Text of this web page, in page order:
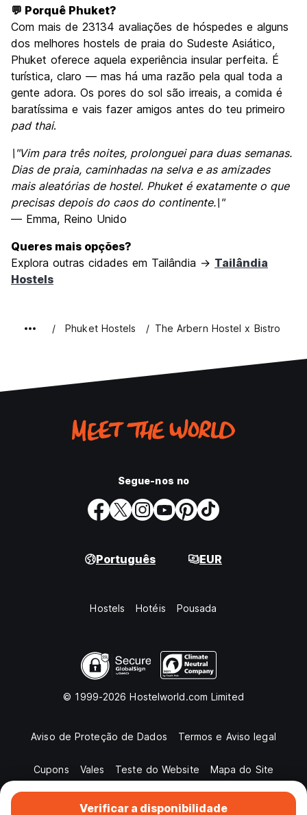
Verificar a disponibilidade
💬 Porquê Phuket?
Com mais de 23134 avaliações de hóspedes e alguns
dos melhores hostels de praia do Sudeste Asiático,
Phuket oferece aquela experiência insular perfeita. É
turística, claro — mas há uma razão pela qual toda a
gente adora. Os pores do sol são irreais, a comida é
baratíssima e vais fazer amigos antes do teu primeiro
pad thai.
\"Vim para três noites, prolonguei para duas semanas.
Dias de praia, caminhadas na selva e as amizades
mais aleatórias de hostel. Phuket é exatamente o que
precisas depois do caos do continente.\"
— Emma, Reino Unido
Queres mais opções?
Explora outras cidades em Tailândia → Tailândia
Hostels
Phuket Hostels The Arbern Hostel x Bistro
Segue-nos no
Português EUR
Hostels Hotéis Pousada
© 1999-2026 Hostelworld.com Limited
Aviso de Proteção de Dados Termos e Aviso legal
Cupons Vales Teste do Website Mapa do Site